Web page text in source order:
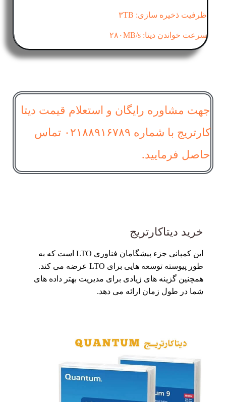
ظرفیت ذخیره سازی: ۳TB
سرعت خواندن دیتا: ۲۸۰MB/s
جهت مشاوره رایگان و استعلام قیمت دیتا
کارتریج با شماره ۰۲۱۸۸۹۱۶۷۸۹ تماس
حاصل فرمایید.
خرید دیتاکارتریج
این کمپانی جزء پیشگامان فناوری LTO است که به
طور پیوسته توسعه هایی برای LTO عرضه می کند.
همچنین گزینه های زیادی برای مدیریت بهتر داده های
شما در طول زمان ارائه می دهد.